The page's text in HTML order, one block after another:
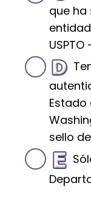
que ha
USPTO
Estado
sello